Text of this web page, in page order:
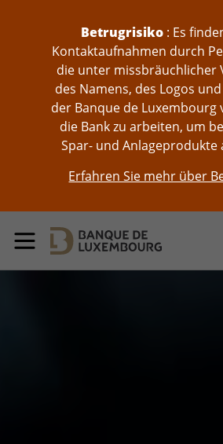
Betrugrisiko: Es
Kontaktaufnahmen durch
die unter missbräuchlicher
des Namens, des Logos
der Banque de Luxembourg
die Bank zu arbeiten, um
Spar- und Anlageprodukte
Erfahren Sie mehr über